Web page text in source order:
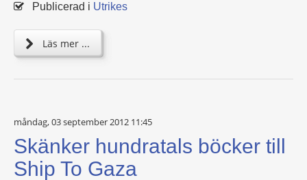
Publicerad i Utrikes
Läs mer ...
måndag, 03 september 2012 11:45
Skänker hundratals böcker till
Ship To Gaza